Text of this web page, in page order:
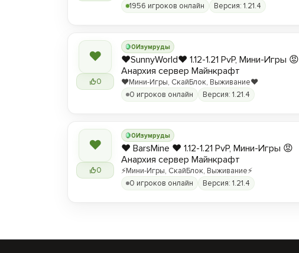
1956 игроков онлайн
Версия: 1.21.4
❤
0
0Изумруды
❤️SunnyWorld❤️ 1.12-1.21 PvP, Мини-Игры 😡
Анархия сервер Майнкрафт
❤️Мини-Игры, СкайБлок, Выживание❤️
0 игроков онлайн
Версия: 1.21.4
❤
0
0Изумруды
❤️ BarsMine ❤️ 1.12-1.21 PvP, Мини-Игры 😡
Анархия сервер Майнкрафт
⚡Мини-Игры, СкайБлок, Выживание⚡
0 игроков онлайн
Версия: 1.21.4